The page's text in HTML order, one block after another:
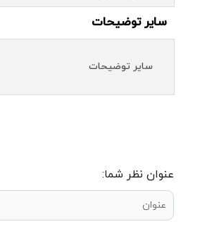
سایر توضیحات
سایر توضیحات
عنوان نظر شما: